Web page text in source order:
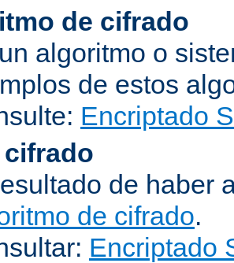
de cifrado
algoritmo o
de estos
Encriptado
cifrado
de haber
de cifrado.
Encriptado